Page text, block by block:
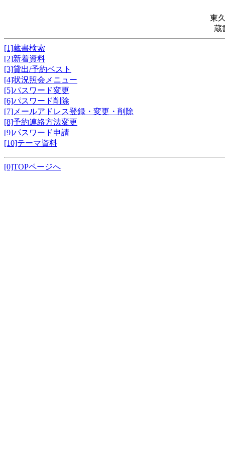
東
蔵
[1]蔵書検索
[2]新着資料
[3]貸出/予約ベスト
[4]状況照会メニュー
[5]パスワード変更
[6]パスワード削除
[7]メールアドレス登録・変更・削除
[8]予約連絡方法変更
[9]パスワード申請
[10]テーマ資料
[0]TOPページへ